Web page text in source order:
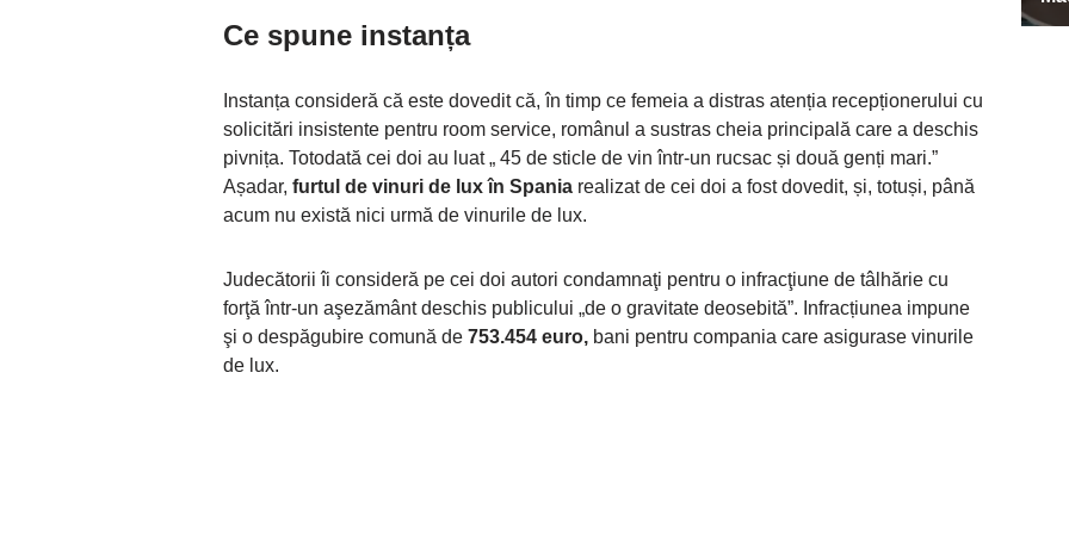
Ce spune instanța
Instanța consideră că este dovedit că, în timp ce femeia a distras atenția recepționerului cu
solicitări insistente pentru room service, românul a sustras cheia principală care a deschis
pivnița. Totodată cei doi au luat „ 45 de sticle de vin într-un rucsac și două genți mari.”
Așadar, furtul de vinuri de lux în Spania realizat de cei doi a fost dovedit, și, totuși, până
acum nu există nici urmă de vinurile de lux.
Judecătorii îi consideră pe cei doi autori condamnaţi pentru o infracţiune de tâlhărie cu
forţă într-un aşezământ deschis publicului „de o gravitate deosebită”. Infracțiunea impune
şi o despăgubire comună de 753.454 euro, bani pentru compania care asigurase vinurile
de lux.